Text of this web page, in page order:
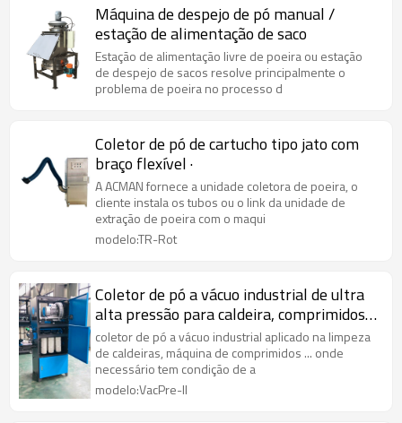
Máquina de despejo de pó manual /
estação de alimentação de saco
Estação de alimentação livre de poeira ou estação
de despejo de sacos resolve principalmente o
problema de poeira no processo d
Coletor de pó de cartucho tipo jato com
braço flexível ·
A ACMAN fornece a unidade coletora de poeira, o
cliente instala os tubos ou o link da unidade de
extração de poeira com o maqui
modelo:TR-Rot
Coletor de pó a vácuo industrial de ultra
alta pressão para caldeira, comprimidos,
máquina de enchimento de cápsulas
coletor de pó a vácuo industrial aplicado na limpeza
de caldeiras, máquina de comprimidos ... onde
necessário tem condição de a
modelo:VacPre-II